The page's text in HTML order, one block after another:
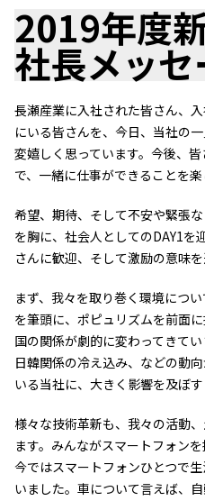
ニュース
2026年
2025年
2024年
2023年
2022年
2021年
2020年
2018年
2017年
2016年
2015年
2014年
事業案内
機能化学品事業部
スペシャリティケミカル事業部
ポリマーグローバルアカウント事業
2019年度
社長メッ
長瀬産業に入社された皆さん、
にいる皆さんを、今日、当社の
変嬉しく思っています。今後、
で、一緒に仕事ができることを楽
希望、期待、そして不安や緊張
を胸に、社会人としてのDAY1を
さんに歓迎、そして激励の意味を
まず、我々を取り巻く環境につ
を筆頭に、ポピュリズムを前面
国の関係が劇的に変わってきて
日韓関係の冷え込み、などの動
いる当社に、大きく影響を及ぼす
様々な技術革新も、我々の活動
ます。みんながスマートフォン
今ではスマートフォンひとつで
いました。車について言えば、